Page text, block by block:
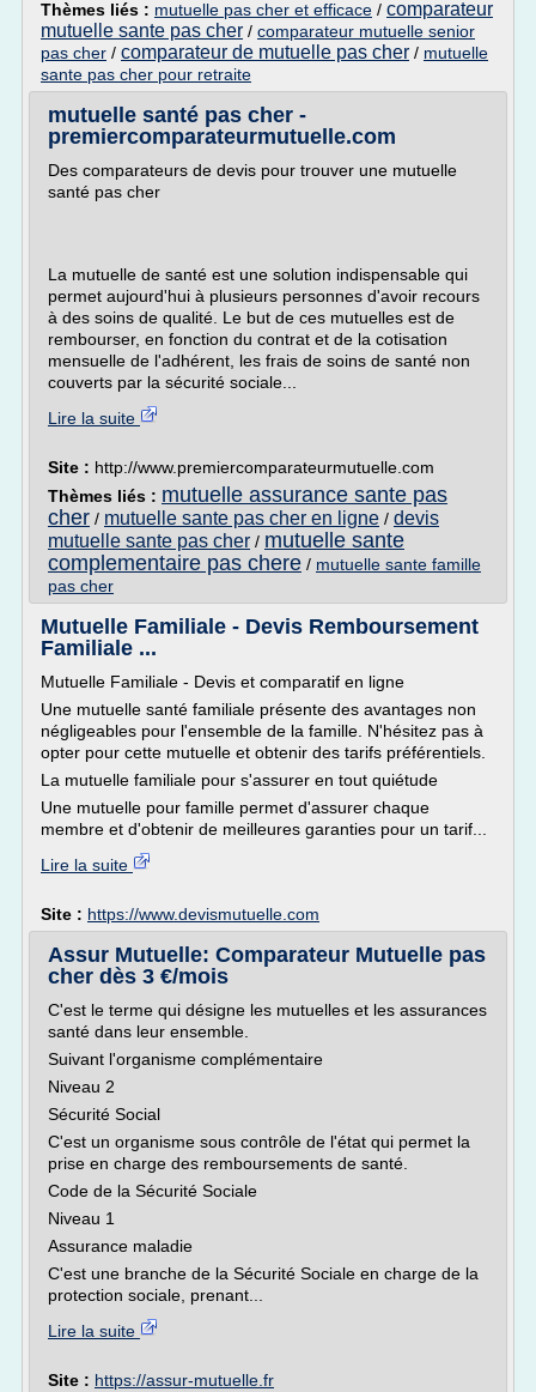
Thèmes liés : mutuelle pas cher et efficace / comparateur
mutuelle sante pas cher / comparateur mutuelle senior
pas cher / comparateur de mutuelle pas cher / mutuelle
sante pas cher pour retraite
mutuelle santé pas cher -
premiercomparateurmutuelle.com
Des comparateurs de devis pour trouver une mutuelle
santé pas cher
La mutuelle de santé est une solution indispensable qui
permet aujourd'hui à plusieurs personnes d'avoir recours
à des soins de qualité. Le but de ces mutuelles est de
rembourser, en fonction du contrat et de la cotisation
mensuelle de l'adhérent, les frais de soins de santé non
couverts par la sécurité sociale...
Lire la suite
Site : http://www.premiercomparateurmutuelle.com
Thèmes liés : mutuelle assurance sante pas
cher / mutuelle sante pas cher en ligne / devis
mutuelle sante pas cher / mutuelle sante
complementaire pas chere / mutuelle sante famille
pas cher
Mutuelle Familiale - Devis Remboursement
Familiale ...
Mutuelle Familiale - Devis et comparatif en ligne
Une mutuelle santé familiale présente des avantages non
négligeables pour l'ensemble de la famille. N'hésitez pas à
opter pour cette mutuelle et obtenir des tarifs préférentiels.
La mutuelle familiale pour s'assurer en tout quiétude
Une mutuelle pour famille permet d'assurer chaque
membre et d'obtenir de meilleures garanties pour un tarif...
Lire la suite
Site : https://www.devismutuelle.com
Assur Mutuelle: Comparateur Mutuelle pas
cher dès 3 €/mois
C'est le terme qui désigne les mutuelles et les assurances
santé dans leur ensemble.
Suivant l'organisme complémentaire
Niveau 2
Sécurité Social
C'est un organisme sous contrôle de l'état qui permet la
prise en charge des remboursements de santé.
Code de la Sécurité Sociale
Niveau 1
Assurance maladie
C'est une branche de la Sécurité Sociale en charge de la
protection sociale, prenant...
Lire la suite
Site : https://assur-mutuelle.fr